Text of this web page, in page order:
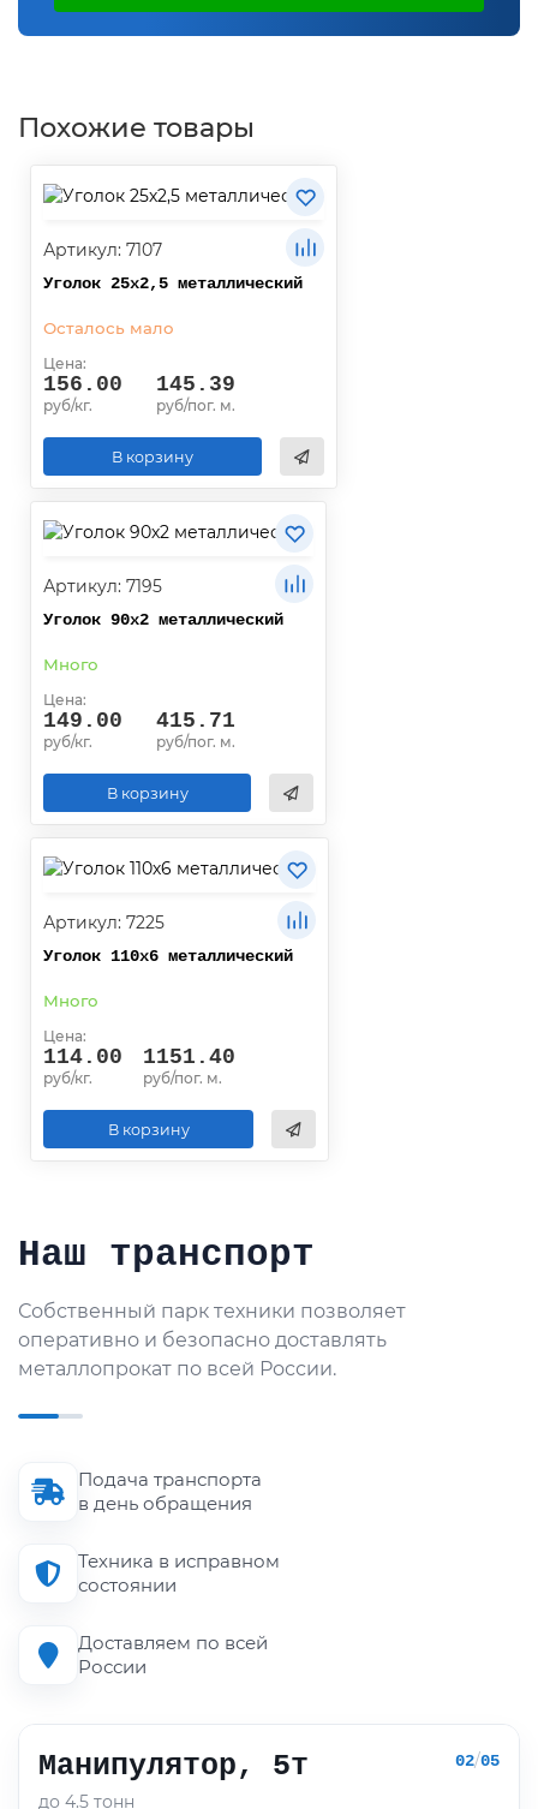
Похожие товары
Артикул: 7107
Уголок 25х2,5 металлический
Осталось мало
Цена:
156.00
руб/кг.
145.39
руб/пог. м.
В корзину
Артикул: 7195
Уголок 90х2 металлический
Много
Цена:
149.00
руб/кг.
415.71
руб/пог. м.
В корзину
Артикул: 7225
Уголок 110х6 металлический
Много
Цена:
114.00
руб/кг.
1151.40
руб/пог. м.
В корзину
Наш транспорт
Собственный парк техники позволяет
оперативно и безопасно доставлять
металлопрокат по всей России.
Подача транспорта
в день обращения
Техника в исправном
состоянии
Доставляем по всей
России
Манипулятор, 5т
до 4.5 тонн
02/05